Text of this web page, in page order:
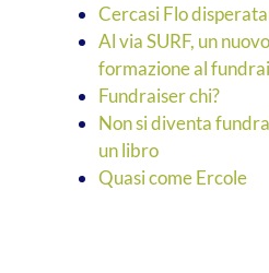
Cercasi Flo
Al via SURF, un
formazione al
Fundraiser chi?
Non si diventa
un libro
Quasi come Ercole